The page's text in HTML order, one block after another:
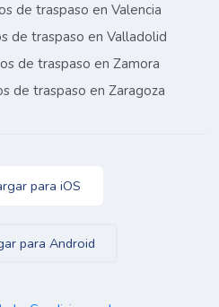
de traspaso en Valencia
de traspaso en Valladolid
de traspaso en Zamora
de traspaso en Zaragoza
para iOS
para Android